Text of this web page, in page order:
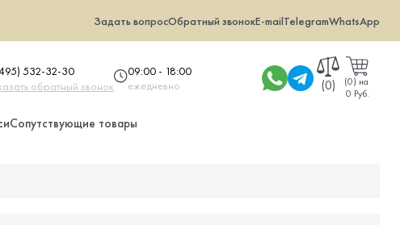
Задать вопросОбратный звонокE-mailTelegramWhatsApp
532-32-30
обратный звонок
09:00 - 18:00
ежедневно
(0) (0) на
0 Руб.
Сопутствующие товары